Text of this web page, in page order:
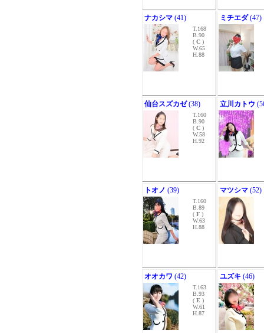
ナカシマ (41)
T.168
B.90
( C )
W.65
H.88
ミチエダ(47)
仙台スズカゼ(38)
T.160
B.90
( C )
W.58
H.92
立川カトウ
トオノ (39)
T.160
B.89
( F )
W.63
H.88
マツシマ (52)
オオカワ (42)
T.163
B.93
( E )
W.61
H.87
ユズキ (46)